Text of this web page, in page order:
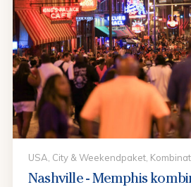
USA, City & Weekendpaket,
Nashville - Memphis